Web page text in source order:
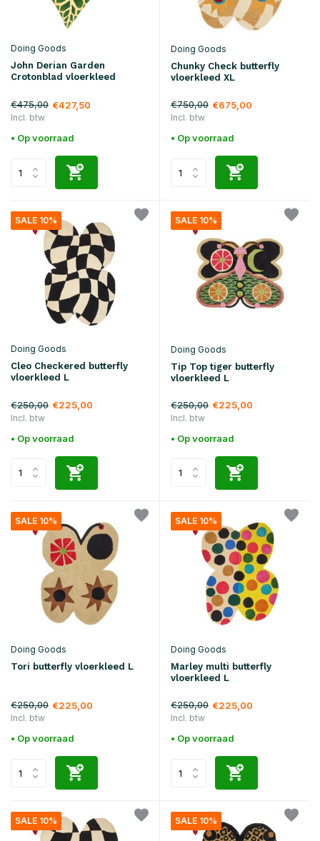
Doing Goods
John Derian Garden
Crotonblad vloerkleed
€475,00 €427,50
Incl. btw
• Op voorraad
Doing Goods
Chunky Check butterfly
vloerkleed XL
€750,00 €675,00
Incl. btw
• Op voorraad
SALE 10%
Doing Goods
Cleo Checkered butterfly
vloerkleed L
€250,00 €225,00
Incl. btw
• Op voorraad
SALE 10%
Doing Goods
Tip Top tiger butterfly
vloerkleed L
€250,00 €225,00
Incl. btw
• Op voorraad
SALE 10%
Doing Goods
Tori butterfly vloerkleed L
€250,00 €225,00
Incl. btw
• Op voorraad
SALE 10%
Doing Goods
Marley multi butterfly
vloerkleed L
€250,00 €225,00
Incl. btw
• Op voorraad
SALE 10% SALE 10%